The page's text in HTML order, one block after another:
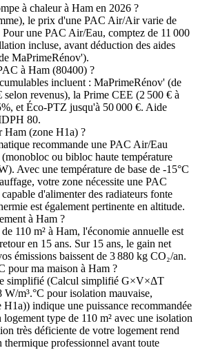
à chaleur à Ham en 2026 ?
le prix d'une PAC Air/Air varie de
une PAC Air/Eau, comptez de 11 000
incluse, avant déduction des aides
MaPrimeRénov').
à Ham (80400) ?
incluent : MaPrimeRénov' (de
selon revenus), la Prime CEE (2 500 € à
et Éco-PTZ jusqu'à 50 000 €. Aide
80.
Ham (zone H1a) ?
recommande une PAC Air/Eau
(monobloc ou bibloc haute température
Avec une température de base de -15°C
votre zone nécessite une PAC
d'alimenter des radiateurs fonte
est également pertinente en altitude.
à Ham ?
110 m² à Ham, l'économie annuelle est
en 15 ans. Sur 15 ans, le gain net
émissions baissent de 3 880 kg CO₂/an.
pour ma maison à Ham ?
simplifié (Calcul simplifié G×V×ΔT
m³.°C pour isolation mauvaise,
indique une puissance recommandée
type de 110 m² avec une isolation
très déficiente de votre logement rend
professionnel avant toute